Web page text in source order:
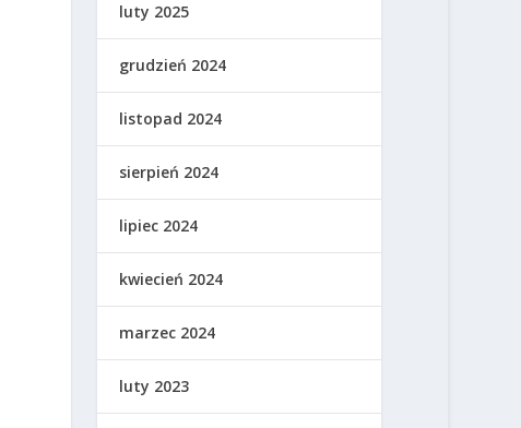
luty 2025
grudzień 2024
listopad 2024
sierpień 2024
lipiec 2024
kwiecień 2024
marzec 2024
luty 2023